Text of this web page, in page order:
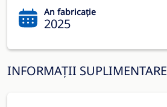
An fabricație
2025
INFORMAȚII SUPLIMENTARE